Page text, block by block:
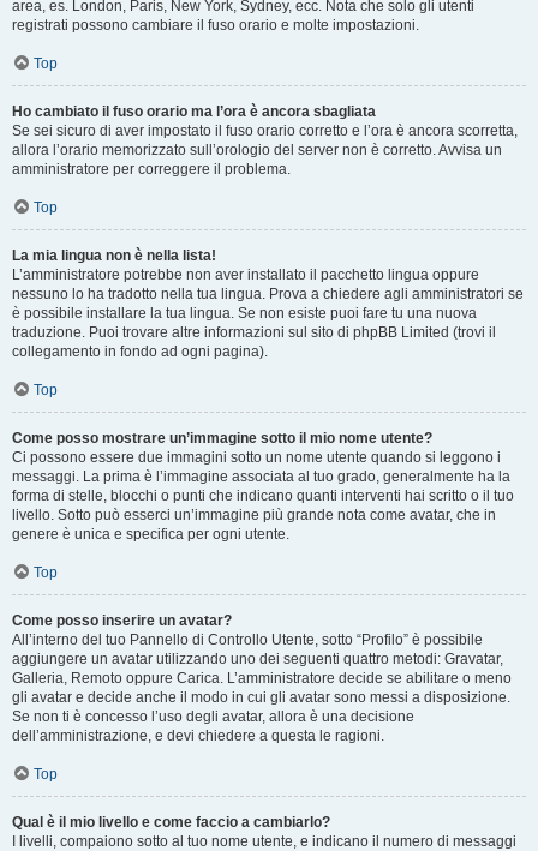
area, es. London, Paris, New York, Sydney, ecc. Nota che solo gli utenti
registrati possono cambiare il fuso orario e molte impostazioni.
Top
Ho cambiato il fuso orario ma l’ora è ancora sbagliata
Se sei sicuro di aver impostato il fuso orario corretto e l’ora è ancora scorretta,
allora l’orario memorizzato sull’orologio del server non è corretto. Avvisa un
amministratore per correggere il problema.
Top
La mia lingua non è nella lista!
L’amministratore potrebbe non aver installato il pacchetto lingua oppure
nessuno lo ha tradotto nella tua lingua. Prova a chiedere agli amministratori se
è possibile installare la tua lingua. Se non esiste puoi fare tu una nuova
traduzione. Puoi trovare altre informazioni sul sito di phpBB Limited (trovi il
collegamento in fondo ad ogni pagina).
Top
Come posso mostrare un’immagine sotto il mio nome utente?
Ci possono essere due immagini sotto un nome utente quando si leggono i
messaggi. La prima è l’immagine associata al tuo grado, generalmente ha la
forma di stelle, blocchi o punti che indicano quanti interventi hai scritto o il tuo
livello. Sotto può esserci un’immagine più grande nota come avatar, che in
genere è unica e specifica per ogni utente.
Top
Come posso inserire un avatar?
All’interno del tuo Pannello di Controllo Utente, sotto “Profilo” è possibile
aggiungere un avatar utilizzando uno dei seguenti quattro metodi: Gravatar,
Galleria, Remoto oppure Carica. L’amministratore decide se abilitare o meno
gli avatar e decide anche il modo in cui gli avatar sono messi a disposizione.
Se non ti è concesso l’uso degli avatar, allora è una decisione
dell’amministrazione, e devi chiedere a questa le ragioni.
Top
Qual è il mio livello e come faccio a cambiarlo?
I livelli, compaiono sotto al tuo nome utente, e indicano il numero di messaggi